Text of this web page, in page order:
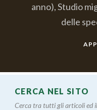
anno), Studio
delle
CERCA NEL SITO
Cerca tra tutti gli articoli ed